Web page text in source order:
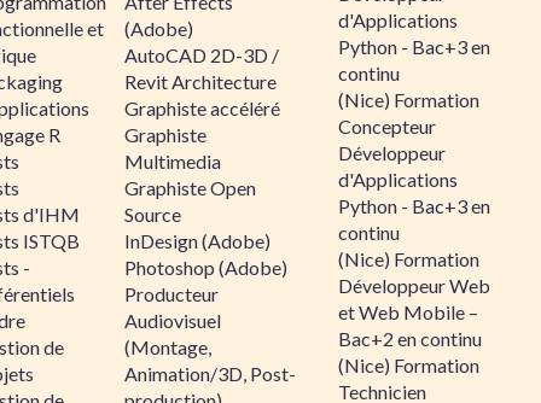
et
R
d'IHM
ISTQB
-
de
(Adobe)
AutoCAD 2D-3D /
Revit Architecture
Graphiste accéléré
Graphiste
Multimedia
Graphiste Open
Source
InDesign (Adobe)
Photoshop (Adobe)
Producteur
Audiovisuel
(Montage,
Animation/3D, Post-
d'Applications
Python - Bac+3 en
continu
(Nice) Formation
Concepteur
Développeur
d'Applications
Python - Bac+3 en
continu
(Nice) Formation
Développeur Web
et Web Mobile –
Bac+2 en continu
(Nice) Formation
Technicien